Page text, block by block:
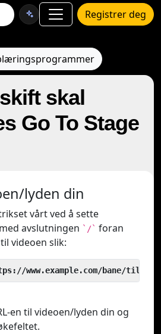
Registrer deg
skal
Go To Stage
lyden din
vårt ved å sette
avslutningen `/` foran
til videoen slik:
www.example.com/bane/til/
en til videoen/lyden din og